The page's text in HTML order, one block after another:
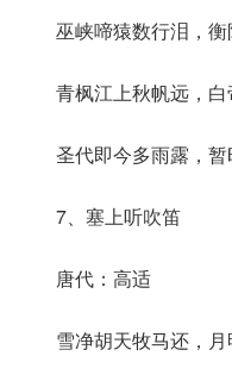
巫峡啼猿数行泪，衡
青枫江上秋帆远，白
圣代即今多雨露，暂
7、塞上听吹笛
唐代：高适
雪净胡天牧马还，月